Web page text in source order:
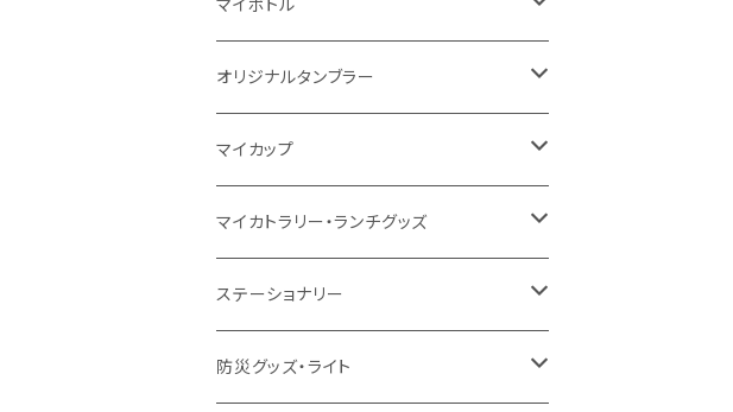
シーチング
8oz
10oz
デニム・デニムライク
ポリエステル
再生不織布
不織布
保冷
12oz
ポリエステル
不織布
保冷
5oz
キャンパス
ポリエステル
不織布
スウェット
ランチグッズ
ハンカチ
傘
再生ファブリック
キャンパス
デニム・デニムライク
ポリエステル
不織布
オーガニックコットン
再生ファブリック
フェアトレードコットン
デニム・デニムライク
ポリエステル
マイボトル
ステンレスサーモ
ステンレス
アルミ
クリアボトル
カスタムデザインボトル
オリジナルタンブラー
サーモタンブラー
ステンレス2層タンブラー
プラスチック2層タンブラー
アルミタンブラー
マイカップ
サーモ
ステンレス
バンブー
マイカトラリー・ランチグッズ
カトラリー
フードポット
ステーショナリー
単色ボールペン
防災グッズ・ライト